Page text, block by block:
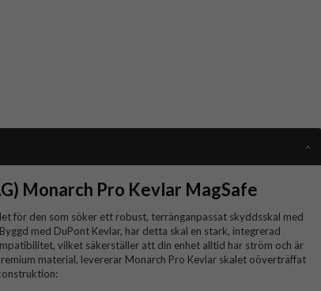
Monarch Pro Kevlar MagSafe
för den som söker ett robust, terränganpassat skyddsskal med
med DuPont Kevlar, har detta skal en stark, integrerad
vilket säkerställer att din enhet alltid har ström och är
material, levererar Monarch Pro Kevlar skalet oöverträffat